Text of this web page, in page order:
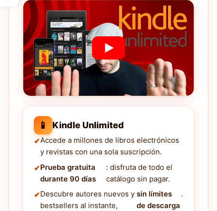
📱 Kindle Unlimited
Accede a millones de libros electrónicos
y revistas con una sola suscripción.
Prueba gratuita
durante 90 días
: disfruta de todo el
catálogo sin pagar.
Descubre autores nuevos y
bestsellers al instante,
sin límites
de descarga
.